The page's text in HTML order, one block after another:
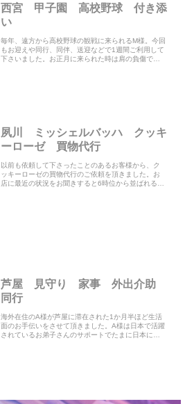
西宮 甲子園 高校野球 付き添
い
毎年、遠方から高校野球の観戦に来られるM様。今回
もお迎えや同行、同伴、送迎などで1週間ご利用して
下さいました。お正月に来られた時は肩の負傷で車
夙川 ミッシェルバッハ クッキ
ーローゼ 買物代行
以前も依頼して下さったことのあるお客様から、ク
ッキーローゼの買物代行のご依頼を頂きました。お
店に最近の状況をお聞きすると6時位から並ばれる日
芦屋 見守り 家事 外出介助
同行
海外在住のA様が芦屋に滞在された1か月半ほど生活
面のお手伝いをさせて頂きました。A様は日本で活躍
されているお弟子さんのサポートでたまに日本に戻